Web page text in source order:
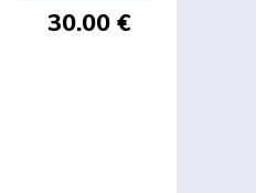
30.00 €